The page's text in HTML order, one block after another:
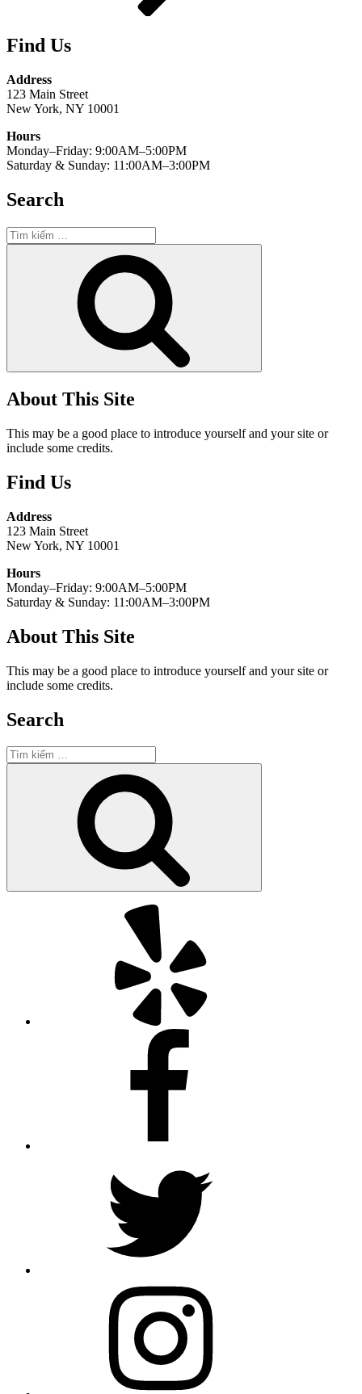
Find Us
Address
123 Main Street
New York, NY 10001
Hours
Monday–Friday: 9:00AM–5:00PM
Saturday & Sunday: 11:00AM–3:00PM
Search
Tìm
kiếm:
About This Site
This may be a good place to introduce yourself and your site or
include some credits.
Find Us
Address
123 Main Street
New York, NY 10001
Hours
Monday–Friday: 9:00AM–5:00PM
Saturday & Sunday: 11:00AM–3:00PM
About This Site
This may be a good place to introduce yourself and your site or
include some credits.
Search
Tìm
kiếm: